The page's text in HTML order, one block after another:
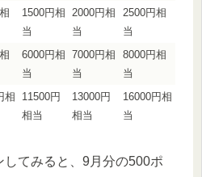
1500円相
当
2000円相
当
2500円相
当
6000円相
当
7000円相
当
8000円相
当
相
11500円
相当
13000円
相当
16000円相
当
てみると、9月分の500ポ